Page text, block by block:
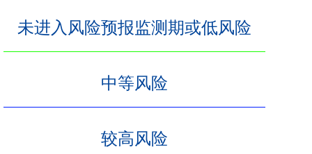
未进入风险预报监测期或低风险
中等风险
较高风险